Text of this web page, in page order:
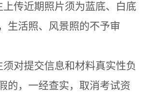
上传近期照片须为蓝底、白底
生活照、风景照的不予审
须对提交信息和材料真实性负
的，一经查实，取消考试资